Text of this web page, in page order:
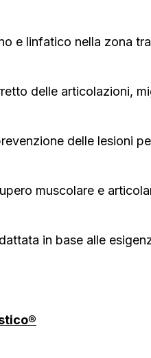
e linfatico nella zona
delle articolazioni,
delle lesioni
muscolare e
in base alle